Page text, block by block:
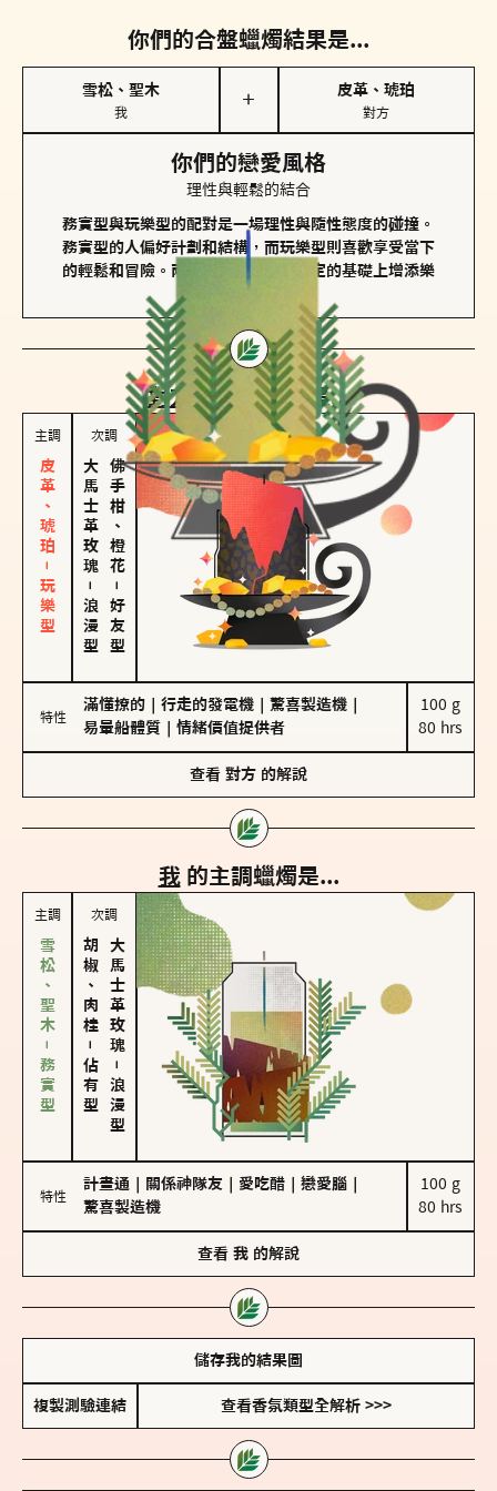
你們的合盤蠟燭結果是...
雪松、聖木
我
＋
皮革、琥珀
對方
你們的戀愛風格
理性與輕鬆的結合
務實型與玩樂型的配對是一場理性與隨性態度的碰撞。
務實型的人偏好計劃和結構，而玩樂型則喜歡享受當下
的輕鬆和冒險。兩者的關係能夠在穩定的基礎上增添樂
對方 的主調蠟燭是...
主調
皮革、琥珀－玩樂型
次調
大馬士革玫瑰
－
浪漫型
佛手柑、橙花
－
好友型
特性
滿懂撩的 行走的發電機 驚喜製造機
易暈船體質
情緒價值提供者
100 g
80 hrs
查看 對方 的解說
我 的主調蠟燭是...
主調
雪松、聖木－務實型
次調
胡椒、肉桂
－
佔有型
大馬士革玫瑰
－
浪漫型
特性
計畫通 關係神隊友 愛吃醋 戀愛腦
驚喜製造機
100 g
80 hrs
查看 我 的解說
儲存我的結果圖
複製測驗連結 查看香氛類型全解析 >>>